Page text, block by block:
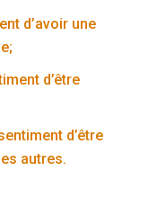
d’avoir une
d’être
d’être
autres.